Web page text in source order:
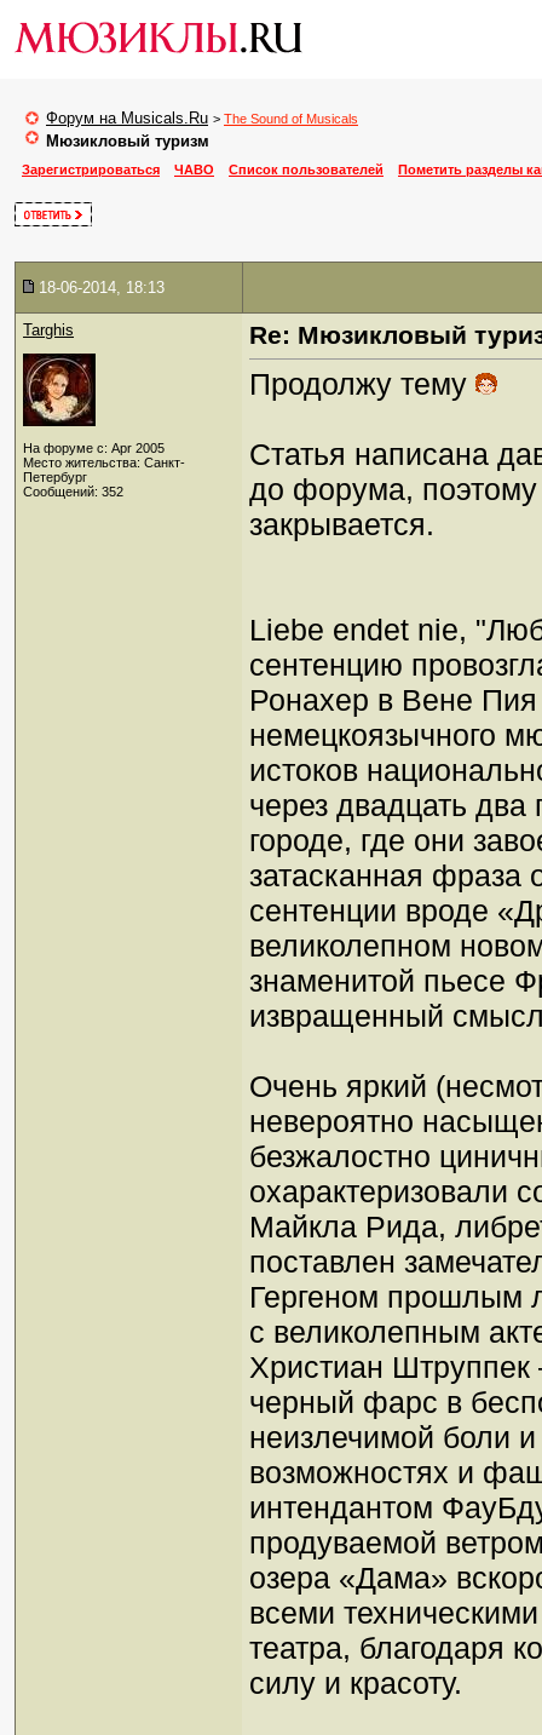
Форум на Musicals.Ru > The Sound of Musicals
Мюзикловый туризм
Зарегистрироваться ЧАВО Список пользователей Пометить разделы
18-06-2014, 18:13
Targhis
На форуме с: Apr 2005
Место жительства: Санкт-
Петербург
Сообщений: 352
Re: Мюзикловый
Продолжу тему
Статья написана
до форума, поэтому
закрывается.
Liebe endet nie,
сентенцию
Ронахер в Вене Пия
немецкоязычного
истоков
через двадцать два
городе, где они
затасканная фраза
сентенции вроде
великолепном
знаменитой пьесе
извращенный
Очень яркий
невероятно
безжалостно
охарактеризовали
Майкла Рида,
поставлен
Гергеном прошлым
с великолепным
Христиан Штруппек
черный фарс в
неизлечимой боли
возможностях и
интендантом
продуваемой
озера «Дама»
всеми
театра, благодаря
силу и красоту.